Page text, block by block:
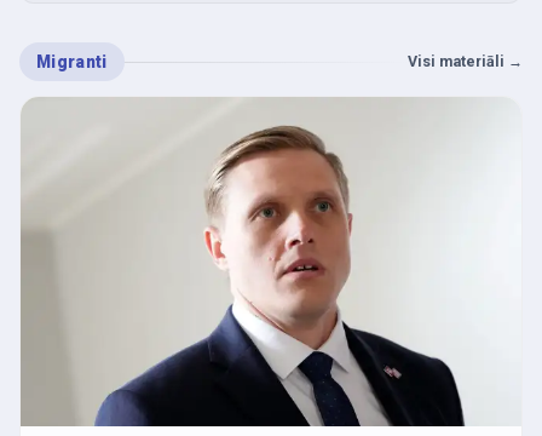
Migranti Visi materiāli →